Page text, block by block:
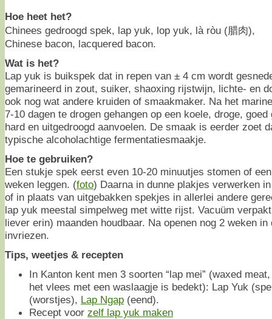
Hoe heet het?
Chinees gedroogd spek, lap yuk, lop yuk, là ròu (腊肉),
Chinese bacon, lacquered bacon.
Wat is het?
Lap yuk is buikspek dat in repen van ± 4 cm wordt
gemarineerd in zout, suiker, shaoxing rijstwijn, lichte- en
ook nog wat andere kruiden of smaakmaker. Na het
7-10 dagen te drogen gehangen op een koele, droge,
hard en uitgedroogd aanvoelen. De smaak is eerder zoet
typische alcoholachtige fermentatiesmaakje.
Hoe te gebruiken?
Een stukje spek eerst even 10-20 minuutjes stomen of
weken leggen. (foto) Daarna in dunne plakjes verwerken
of in plaats van uitgebakken spekjes in allerlei andere
lap yuk meestal simpelweg met witte rijst. Vacuüm
liever erin) maanden houdbaar. Na openen nog 2 weken
invriezen.
Tips, weetjes & recepten
In Kanton kent men 3 soorten “lap mei” (waxed
het vlees met een waslaagje is bedekt): Lap Yuk
(worstjes), Lap Ngap (eend).
Recept voor zelf lap yuk maken